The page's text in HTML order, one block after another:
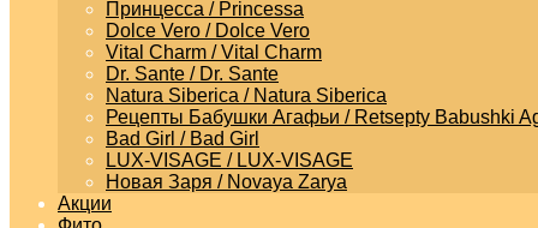
Принцесса / Princessa
Dolce Vero / Dolce Vero
Vital Charm / Vital Charm
Dr. Sante / Dr. Sante
Natura Siberica / Natura Siberica
Рецепты Бабушки Агафьи / Retsepty Babushki
Bad Girl / Bad Girl
LUX-VISAGE / LUX-VISAGE
Новая Заря / Novaya Zarya
Акции